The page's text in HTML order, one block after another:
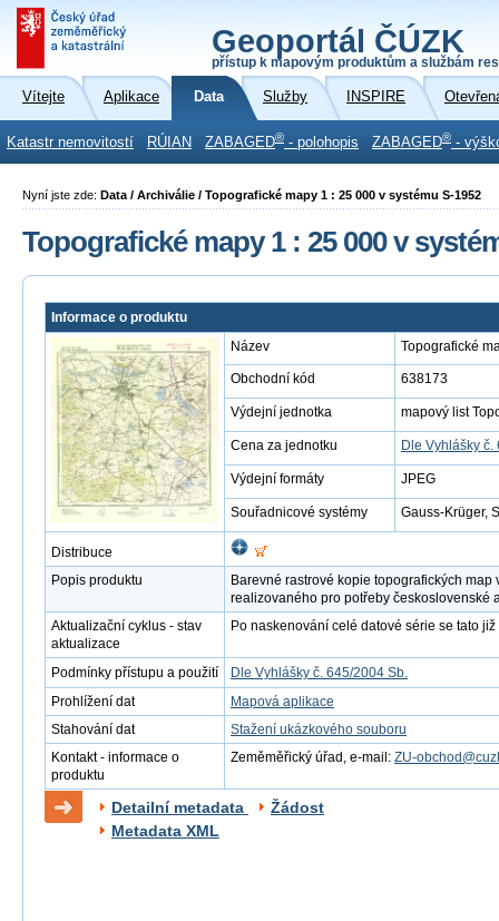
Geoportál ČÚZK
přístup k mapovým produktům a službám
Vítejte Aplikace Data Služby INSPIRE
Katastr nemovitostí RÚIAN ZABAGED® - polohopis ZABAGED® -
Nyní jste zde: Data / Archiválie / Topografické mapy 1 : 25 000 v systému S-1952
Topografické mapy 1 : 25 000 v
Informace o produktu
Název
Topografické
Obchodní kód 638173
Výdejní jednotka mapový list
Cena za jednotku Dle Vyhlášky č.
Výdejní formáty JPEG
Souřadnicové systémy Gauss-Krüger,
Distribuce
Popis produktu
Barevné rastrové kopie topografických
realizovaného pro potřeby československé
Aktualizační cyklus - stav
aktualizace
Po naskenování celé datové série se tato
Podmínky přístupu a použití
Dle Vyhlášky č. 645/2004 Sb.
Prohlížení dat
Mapová aplikace
Stahování dat
Stažení ukázkového souboru
Kontakt - informace o
produktu
Zeměměřický úřad, e-mail: ZU-
Detailní metadata
Žádost
Metadata XML